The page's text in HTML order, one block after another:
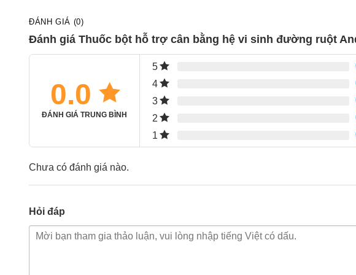
ĐÁNH GIÁ (0)
Đánh giá Thuốc bột hỗ trợ cân bằng hệ vi sinh đường ruột
0.0
ĐÁNH GIÁ TRUNG BÌNH
5
4
3
2
1
Chưa có đánh giá nào.
Hỏi đáp